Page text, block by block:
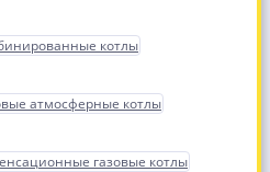
котлы
атмосферные котлы
газовые котлы